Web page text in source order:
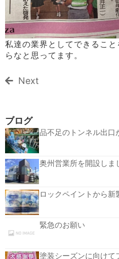
私達の業界としてできるこ
らなと思ってます。
Next
ブログ
品不足のトンネル出口
奥州営業所を開設しま
ロックペイントから新
緊急のお願い
塗装シーズンに向けて